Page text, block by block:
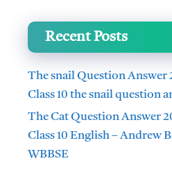
Recent Posts
The snail Question Answer
Class 10 the snail question
The Cat Question Answer
Class 10 English – Andrew
WBBSE